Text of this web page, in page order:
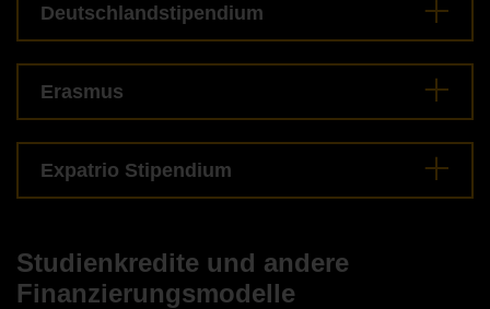
Deutschlandstipendium
Erasmus
Expatrio Stipendium
Studienkredite und andere
Finanzierungsmodelle